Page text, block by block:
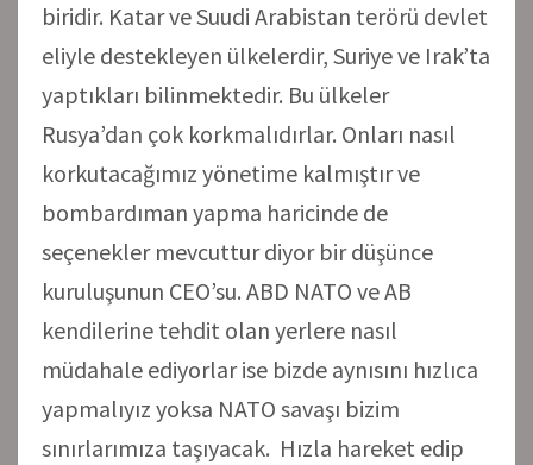
biridir. Katar ve Suudi Arabistan terörü devlet
eliyle destekleyen ülkelerdir, Suriye ve Irak’ta
yaptıkları bilinmektedir. Bu ülkeler
Rusya’dan çok korkmalıdırlar. Onları nasıl
korkutacağımız yönetime kalmıştır ve
bombardıman yapma haricinde de
seçenekler mevcuttur diyor bir düşünce
kuruluşunun CEO’su. ABD NATO ve AB
kendilerine tehdit olan yerlere nasıl
müdahale ediyorlar ise bizde aynısını hızlıca
yapmalıyız yoksa NATO savaşı bizim
sınırlarımıza taşıyacak. Hızla hareket edip